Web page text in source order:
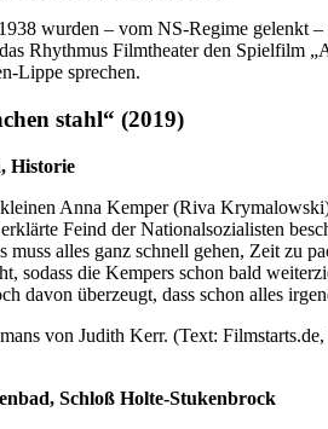
wurden – vom NS-Regime gelenkt
Rhythmus Filmtheater den Spielfilm
Lippe sprechen.
stahl“ (2019)
Historie
Anna Kemper (Riva
Feind der Nationalsozialisten
alles ganz schnell gehen, Zeit zu
sodass die Kempers schon bald
davon überzeugt, dass schon alles
von Judith Kerr. (Text:
Schloß Holte-Stukenbrock